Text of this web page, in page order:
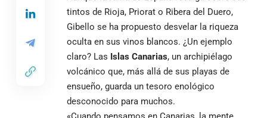
tintos de Rioja, Priorat o Ribera del Duero,
Gibello se ha propuesto desvelar la riqueza
oculta en sus vinos blancos. ¿Un ejemplo
claro? Las Islas Canarias, un archipiélago
volcánico que, más allá de sus playas de
ensueño, guarda un tesoro enológico
desconocido para muchos.